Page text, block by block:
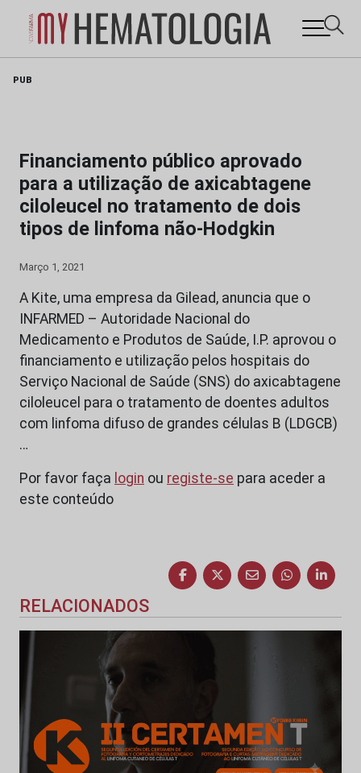
PUB
Financiamento público aprovado
para a utilização de axicabtagene
ciloleucel no tratamento de dois
tipos de linfoma não-Hodgkin
Março 1, 2021
A Kite, uma empresa da Gilead, anuncia que o
INFARMED – Autoridade Nacional do
Medicamento e Produtos de Saúde, I.P. aprovou o
financiamento e utilização pelos hospitais do
Serviço Nacional de Saúde (SNS) do axicabtagene
ciloleucel para o tratamento de doentes adultos
com linfoma difuso de grandes células B (LDGCB)
…
Por favor faça login ou registe-se para aceder a
este conteúdo
RELACIONADOS